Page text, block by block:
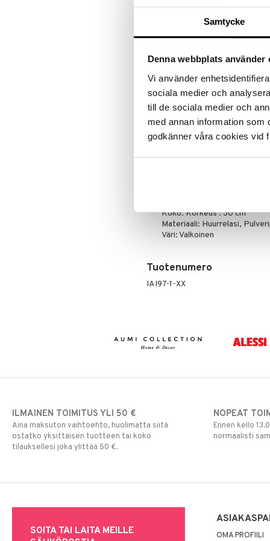
Samtycke
Denna webbplats använder
Vi använder
sociala medier och
till de sociala medier och
med annan information som
godkänner våra cookies vid
LISÄÄ TOIVELISTALLE
Auringonvalo on lämpimintä,
tarvitsemme sitä ollaksemme
aurinkokennovaloista,
auringolla toimivia ja täysin
voidaan ohjelmoida syttymään
auringonvalolamppu ulkotiloihin,
ajan täydessä auringonvalossa,
ladattavaa paristoa sisältyvät.
Piilotettu
Koko: Korkeus : 30 cm
Materiaali: Huurrelasi,
Väri: Valkoinen
Tuotenumero
IAI97-1-XX
ILMAINEN TOIMITUS YLI 50 €
Aina maksuton vaihtoehto, huolimatta siitä
ostatko yksittäisen tuotteen tai koko
tilauksellesi joka ylittää 50 €.
NOPEAT
Ennen kello
normaalisti
SOITA TAI LAITA MEILLE
OMA PROFIILI